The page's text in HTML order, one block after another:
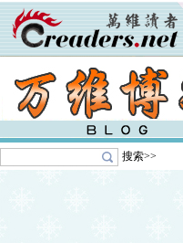
搜索>>